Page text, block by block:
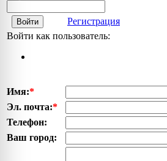
Войти
Регистрация
Войти как пользователь:
Имя:*
Эл. почта:*
Телефон:
Ваш город: